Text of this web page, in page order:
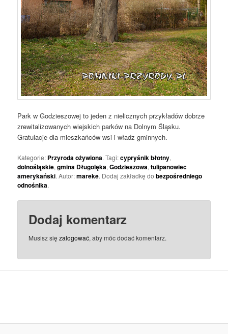
Park w Godzieszowej to jeden z nielicznych przykładów dobrze
zrewitalizowanych wiejskich parków na Dolnym Śląsku.
Gratulacje dla mieszkańców wsi i władz gminnych.
Kategorie: Przyroda ożywiona. Tagi:cypryśnik błotny,
dolnośląskie,gmina Długolęka,Godzieszowa,tulipanowiec
amerykański. Autor:mareke. Dodaj zakładkę dobezpośredniego
odnośnika.
Dodaj komentarz
Musisz sięzalogować, aby móc dodać komentarz.